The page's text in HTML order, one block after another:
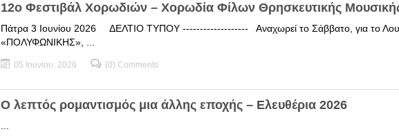
12ο Φεστιβάλ Χορωδιών – Χορωδία Φίλων Θρησκευτικής
Πάτρα 3 Ιουνίου 2026 ΔΕΛΤΙΟ ΤΥΠΟΥ ------------------- Αναχωρεί το Σάββατο, για το
«ΠΟΛΥΦΩΝΙΚΗΣ», ...
05 Ιουνίου, 2026 (0) Comments
Ο λεπτός ρομαντισμός μια άλλης εποχής – Ελευθέρια 2026